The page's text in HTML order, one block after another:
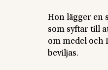
Hon lägger en
som syftar till
om medel och
beviljas.